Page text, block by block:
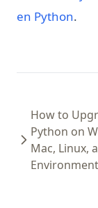
en Python.
How to
Python on
Mac, Linux,